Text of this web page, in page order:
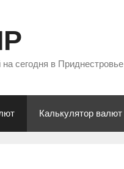
сегодня в Приднестровье
Калькулятор валют